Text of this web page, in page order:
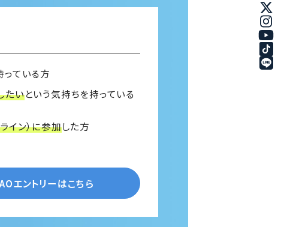
っている方
たいという気持ちを持っている
イン）に参加した方
AOエントリーはこちら